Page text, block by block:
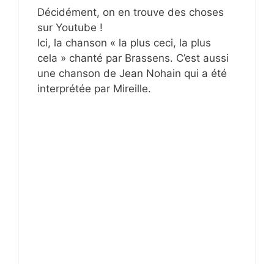
Décidément, on en trouve des choses
sur Youtube !
Ici, la chanson « la plus ceci, la plus
cela » chanté par Brassens. C’est aussi
une chanson de Jean Nohain qui a été
interprétée par Mireille.